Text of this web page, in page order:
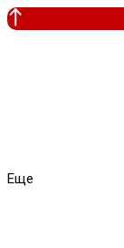
Еще